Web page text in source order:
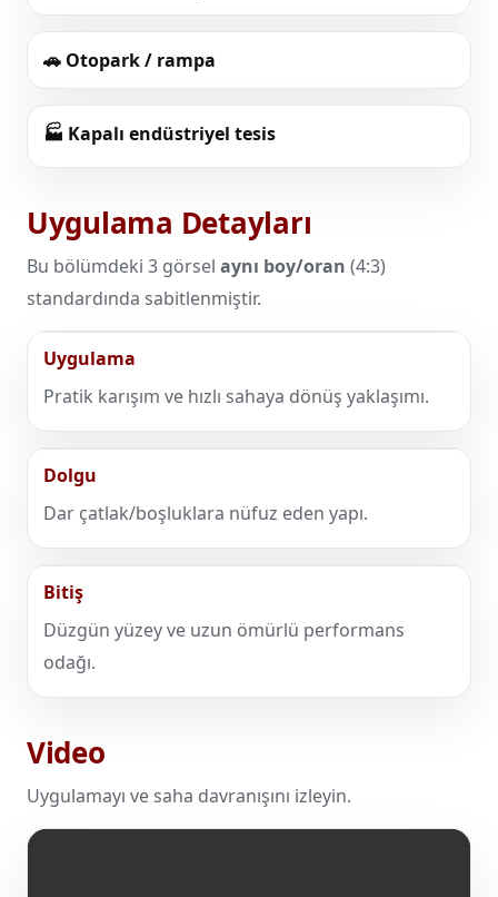
🚗 Otopark / rampa
🏭 Kapalı endüstriyel tesis
Uygulama Detayları
Bu bölümdeki 3 görsel aynı boy/oran (4:3)
standardında sabitlenmiştir.
Uygulama
Pratik karışım ve hızlı sahaya dönüş yaklaşımı.
Dolgu
Dar çatlak/boşluklara nüfuz eden yapı.
Bitiş
Düzgün yüzey ve uzun ömürlü performans
odağı.
Video
Uygulamayı ve saha davranışını izleyin.